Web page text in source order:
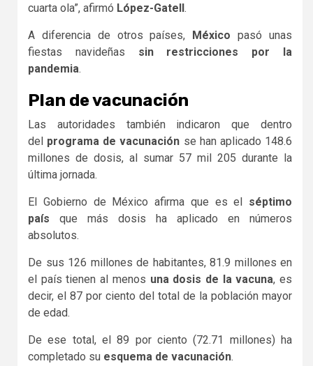
cuarta ola”, afirmó López-Gatell.
A diferencia de otros países, México pasó unas
fiestas navideñas sin restricciones por la
pandemia.
Plan de vacunación
Las autoridades también indicaron que dentro
del programa de vacunación se han aplicado 148.6
millones de dosis, al sumar 57 mil 205 durante la
última jornada.
El Gobierno de México afirma que es el séptimo
país que más dosis ha aplicado en números
absolutos.
De sus 126 millones de habitantes, 81.9 millones en
el país tienen al menos una dosis de la vacuna, es
decir, el 87 por ciento del total de la población mayor
de edad.
De ese total, el 89 por ciento (72.71 millones) ha
completado su esquema de vacunación.